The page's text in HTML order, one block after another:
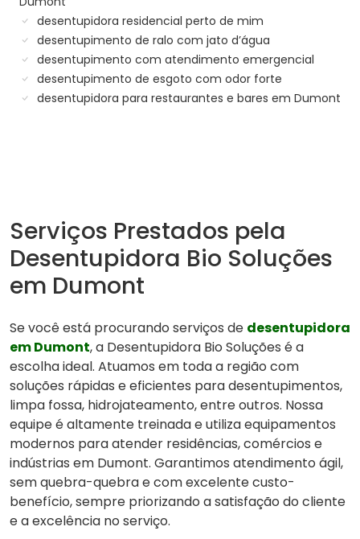
desentupidora residencial perto de mim
desentupimento de ralo com jato d’água
desentupimento com atendimento emergencial
desentupimento de esgoto com odor forte
desentupidora para restaurantes e bares em Dumont
Serviços Prestados pela
Desentupidora Bio Soluções
em Dumont
Se você está procurando serviços de desentupidora
em Dumont, a Desentupidora Bio Soluções é a
escolha ideal. Atuamos em toda a região com
soluções rápidas e eficientes para desentupimentos,
limpa fossa, hidrojateamento, entre outros. Nossa
equipe é altamente treinada e utiliza equipamentos
modernos para atender residências, comércios e
indústrias em Dumont. Garantimos atendimento ágil,
sem quebra-quebra e com excelente custo-
benefício, sempre priorizando a satisfação do cliente
e a excelência no serviço.